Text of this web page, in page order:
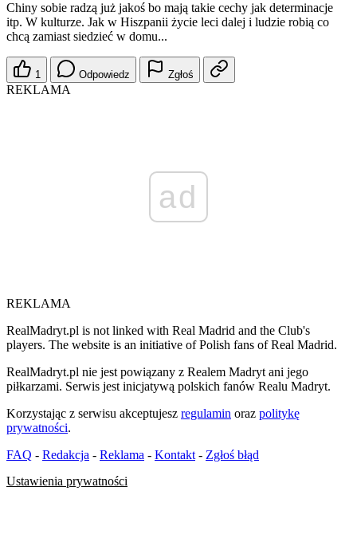
Chiny sobie radzą już jakoś bo mają takie cechy jak determinacje
itp. W kulturze. Jak w Hiszpanii życie leci dalej i ludzie robią co
chcą zamiast siedzieć w domu...
1 Odpowiedz Zgłoś
REKLAMA
ad
REKLAMA
RealMadryt.pl is not linked with Real Madrid and the Club's
players. The website is an initiative of Polish fans of Real Madrid.
RealMadryt.pl nie jest powiązany z Realem Madryt ani jego
piłkarzami. Serwis jest inicjatywą polskich fanów Realu Madryt.
Korzystając z serwisu akceptujesz regulamin oraz politykę
prywatności.
FAQ - Redakcja - Reklama - Kontakt - Zgłoś błąd
Ustawienia prywatności